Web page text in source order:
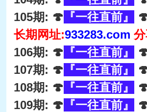
105期: 🍄 『一往直前』
长期网址:933283.com
106期: 🍄 『一往直前』
107期: 🍄 『一往直前』
108期: 🍄 『一往直前』
109期: 🍄 『一往直前』